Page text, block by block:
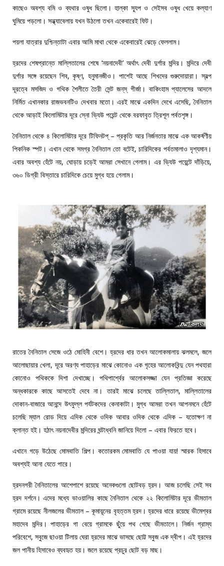
কাছেও অবশ্য বমি ও ব্যথার ওষুধ ছিলো। হাল্কা স্যূপ ও সেইসব ওষুধ খেয়ে কল্যাণ
ঘুমিয়ে পড়লো। সন্ধ্যাবেলায় যখন উঠলো তখন একেবারেই ফিট।
পয়লা যাত্রার দুশ্চিন্তাটা এবার আমি মাথা থেকে একেবারেই ঝেড়ে ফেললাম।
হ্রদের শেষপ্রান্তে মাল্লিতালের শেষে ‘নয়নাদেবী’ অর্থাৎ দেবী দুর্গার মন্দির। মন্দিরে দেবী
দুর্গার সঙ্গে রয়েছেন শিব, কৃষ্ণ, হনুমানজীও। পাশেই আছে শিখদের গুরুদোয়ারা। স্বল্প
দূরত্বে মসজিদ ও গথিক শৈলীতে তৈরী সেন্ট জন্‌স্‌ গীর্জা। বাকিংহাম প্যালেসের আদলে
নির্মিত এখানকার রাজভবনটিও দেখবার মতো। এরই মাঝে একদিন দেখে এসেছি, নৈনিতাল
থেকে আড়াই কিলোমিটার দূরে স্নো ভ্যিউ পয়েন্ট থেকে বরফাবৃত ত্রিশূল পর্বতশৃঙ্গ।
নৈনিতাল থেকে ৪ কিলোমিটার দূরে টিফিনটপ্‌ – প্রকৃতি আর নির্জনতার মাঝে এক আকর্ষণীয়
পিকনিক স্পট। এখান থেকে সমগ্র নৈনিতাল তো বটেই, চারিদিকের পর্বতমালাও দৃশ্যমান।
এবার অবশ্য হেঁটে নয়, ঘোড়ায় চড়েই আমরা সেখানে গেলাম। এর ভ্যিউ পয়েন্টে দাঁড়িয়ে,
৩৬০ ডিগ্রী বিস্তারে চারিদিকে চেয়ে মুগ্ধ হয়ে গেলাম।
রাতের নৈনিতাল সেজে ওঠে মোহিনী বেশে। হ্রদের ধার তখন আলোকমালায় ঝলমলে, জলে
আলোছায়ার খেলা, দূরে অরণ্য পাহাড়ের মাঝে কোনোও এক গৃহের আলোকবিন্দু যেন পথহারা
কোনোও পথিককে দিশা দেখাচ্ছে। পথিপার্শ্বের আলোকসজ্জা যেন প্রতিজ্ঞা করেছে
অন্ধকারকে কাছে আসতেই দেবে না। তারই মাঝে চলেছে তাল্লিতাল, মাল্লিতালের
দোকান-বাজারে আনন্দে উৎফুল্ল পর্যটকদের কেনাকাটা। মুগ্ধ আমরা তখন আপনমনে হেঁটে
চলেছি ম্যাল রোড দিয়ে এদিক থেকে ওদিক আবার ওদিক থেকে এদিক – যতোক্ষণ না
ক্লান্ত হই। হঠাৎ নয়নাদেবীর মন্দিরের ঘন্টাধ্বনি জানিয়ে দিলো – এবার ফিরতে হবে।
এখানে গড়ে উঠেছে মোমবাতি শিল্প। কতোরকম মোমবাতি যে পাওয়া যায়! স্মারক হিসাবে
অবশ্যই আনা যেতে পারে।
হ্রদনগরী নৈনিতালের আশেপাশে রয়েছে অনেকগুলো ছোটবড় হ্রদ। আজ চলেছি সেই সব
হ্রদ দর্শনে। এদের মধ্যে ভাওয়ালির কাছে নৈনিতাল থেকে ২২ কিলোমিটার দূরে ভীমতাল
গ্রামে রয়েছে নীলজলের ভীমতাল – কূমায়ূনের বৃহত্তম হ্রদ। হ্রদের ধারে রয়েছে ভীমেশ্বর
মহাদেব মন্দির। পাহাড়ের গা বেয়ে গ্রামকে ছুঁয়ে পথ গেছে ভীমতালে। নির্জন গ্রাম্য
পরিবেশে, সবুজে ছাওয়া টিলায় ঘেরা হ্রদের মাঝে ভাসছে ছোট্ট সবুজ এক দ্বীপ। এই হ্রদের
জল পানীয় হিসাবেও ব্যবহৃত হয়। জলে রয়েছে প্রচুর ছোট বড় মাছ।